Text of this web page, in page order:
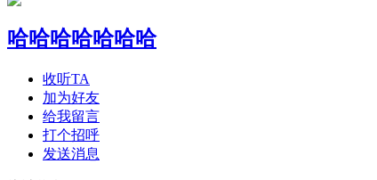
哈哈哈哈哈哈哈
收听TA
加为好友
给我留言
打个招呼
发送消息